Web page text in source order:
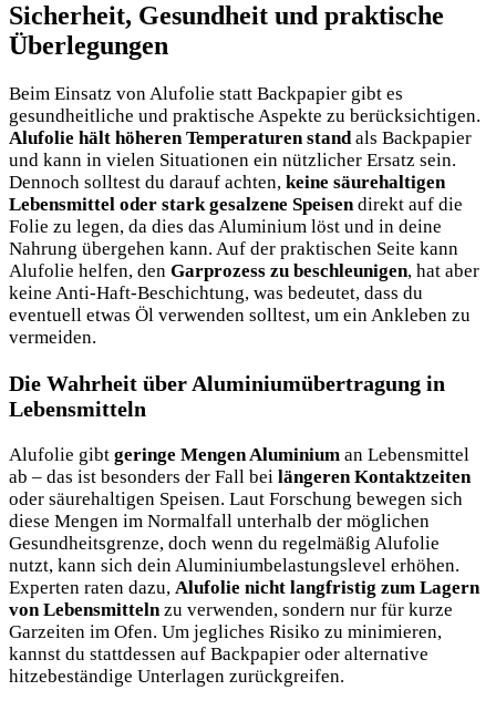
Sicherheit, Gesundheit und praktische
Überlegungen
Beim Einsatz von Alufolie statt Backpapier gibt es
gesundheitliche und praktische Aspekte zu berücksichtigen.
Alufolie hält höheren Temperaturen standals Backpapier
und kann in vielen Situationen ein nützlicher Ersatz sein.
Dennoch solltest du darauf achten, keine säurehaltigen
Lebensmittel oder stark gesalzene Speisendirekt auf die
Folie zu legen, da dies das Aluminium löst und in deine
Nahrung übergehen kann. Auf der praktischen Seite kann
Alufolie helfen, den Garprozess zu beschleunigen, hat aber
keine Anti-Haft-Beschichtung, was bedeutet, dass du
eventuell etwas Öl verwenden solltest, um ein Ankleben zu
vermeiden.
Die Wahrheit über Aluminiumübertragung in
Lebensmitteln
Alufolie gibt geringe Mengen Aluminium an Lebensmittel
ab – das ist besonders der Fall bei längeren Kontaktzeiten
oder säurehaltigen Speisen. Laut Forschung bewegen sich
diese Mengen im Normalfall unterhalb der möglichen
Gesundheitsgrenze, doch wenn du regelmäßig Alufolie
nutzt, kann sich dein Aluminiumbelastungslevel erhöhen.
Experten raten dazu, Alufolie nicht langfristig zum Lagern
von Lebensmittelnzu verwenden, sondern nur für kurze
Garzeiten im Ofen. Um jegliches Risiko zu minimieren,
kannst du stattdessen auf Backpapier oder alternative
hitzebeständige Unterlagen zurückgreifen.